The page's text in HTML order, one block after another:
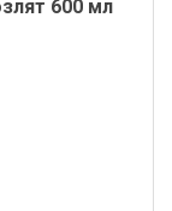
600 мл